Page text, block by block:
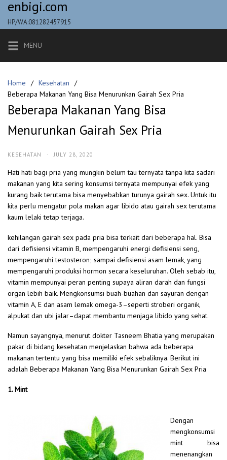
Skip
content
enbigi.com
HP/WA:081282457915
MENU
Home
Kesehatan
Beberapa Makanan Yang Bisa Menurunkan Gairah Sex Pria
Beberapa Makanan Yang Bisa
Menurunkan Gairah Sex Pria
KESEHATAN · JULY 28, 2020
Hati hati bagi pria yang mungkin belum tau ternyata tanpa kita sadari
makanan yang kita sering konsumsi ternyata mempunyai efek yang
kurang baik terutama bisa menyebabkan turunya gairah sex. Untuk itu
kita perlu mengatur pola makan agar libido atau gairah sex terutama
kaum lelaki tetap terjaga.
kehilangan gairah sex pada pria bisa terkait dari beberapa hal. Bisa
dari defisiensi vitamin B, mempengaruhi energi defisiensi seng,
mempengaruhi testosteron; sampai defisiensi asam lemak, yang
mempengaruhi produksi hormon secara keseluruhan. Oleh sebab itu,
vitamin mempunyai peran penting supaya aliran darah dan fungsi
organ lebih baik. Mengkonsumsi buah-buahan dan sayuran dengan
vitamin A, E dan asam lemak omega-3–seperti stroberi organik,
alpukat dan ubi jalar–dapat membantu menjaga libido yang sehat.
Namun sayangnya, menurut dokter Tasneem Bhatia yang merupakan
pakar di bidang kesehatan menjelaskan bahwa ada beberapa
makanan tertentu yang bisa memiliki efek sebaliknya. Berikut ini
adalah Beberapa Makanan Yang Bisa Menurunkan Gairah Sex Pria
1. Mint
Dengan
mengkonsumsi
mint bisa
menenangkan